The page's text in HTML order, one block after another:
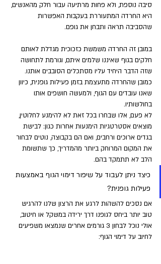
סיבה נוספת, ולא פחות מרתיעה עבור חלק מהאנשים,
היא החרדה המתעוררת בעקבות האפשרות
שהסביבה תראה ותבחן את גופם.
במובן זה החרדה משמשת כזכוכית מגדלת לאותם
חלקים בגוף שאיננו שלמים איתם, וגורמת לתחושה
שזה הדבר היחיד עליו מסתכלים הסובבים אותנו.
כמובן שהחרדה מתעצמת בזמן פעילות גופנית, כיוון
שאנו עובדים עם הגוף, ולמעשה חושפים אותו
בחולשותיו.
לא פעם, אלו שבחרו בכל זאת לא להימנע לחלוטין,
מוצאים אסטרטגיות הימנעות אחרות כגון: לבישת
בגדים ארוכים ורחבים, ואם הם בקבוצה, נוטים לבחור
את המקום המרוחק ביותר מהמדריך, כך שתשומת
הלב לא תתמקד בהם.
כיצד ניתן לעבוד על שיפור דימוי הגוף באמצעות
פעילות גופנית?
אם נסכים להשהות לרגע את הרצון שלנו להרגיש
טוב יותר ביחס לגופנו דרך ירידה במשקל או חיטוב,
אולי נוכל לבחון 3 גורמים אחרים שנמצאו משפיעים
לחיוב על דימוי הגוף: